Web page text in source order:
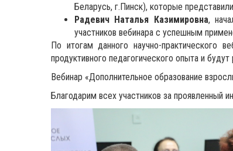
Беларусь, г.Пинск), которые
Радевич Наталья Казимировна,
участников вебинара с успешным
По итогам данного научно-практического
продуктивного педагогического опыта и
Вебинар «Дополнительное образование
Благодарим всех участников за проявленный